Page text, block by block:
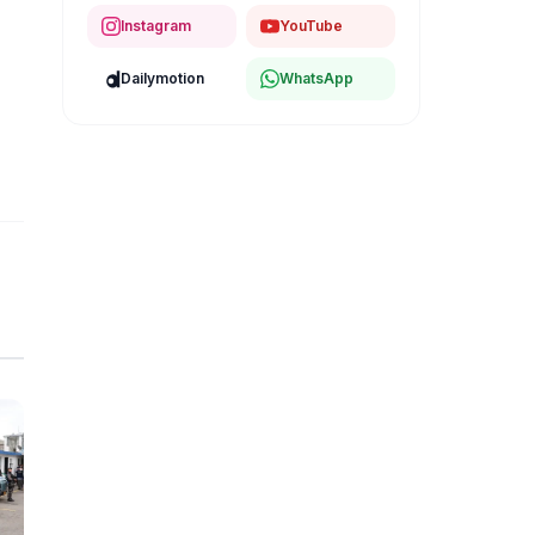
Instagram YouTube
Dailymotion WhatsApp